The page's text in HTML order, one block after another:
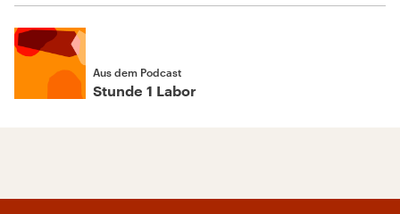
Aus dem Podcast
Stunde 1 Labor